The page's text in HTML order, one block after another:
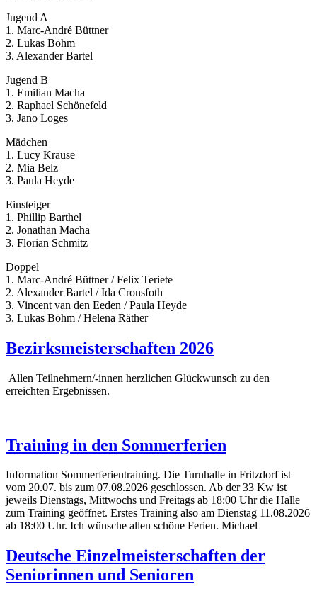
Jugend A
1. Marc-André Büttner
2. Lukas Böhm
3. Alexander Bartel
Jugend B
1. Emilian Macha
2. Raphael Schönefeld
3. Jano Loges
Mädchen
1. Lucy Krause
2. Mia Belz
3. Paula Heyde
Einsteiger
1. Phillip Barthel
2. Jonathan Macha
3. Florian Schmitz
Doppel
1. Marc-André Büttner / Felix Teriete
2. Alexander Bartel / Ida Cronsfoth
3. Vincent van den Eeden / Paula Heyde
3. Lukas Böhm / Helena Räther
Bezirksmeisterschaften 2026
Allen Teilnehmern/-innen herzlichen Glückwunsch zu den
erreichten Ergebnissen.
Training in den Sommerferien
Information Sommerferientraining. Die Turnhalle in Fritzdorf ist
vom 20.07. bis zum 07.08.2026 geschlossen. Ab der 33 Kw ist
jeweils Dienstags, Mittwochs und Freitags ab 18:00 Uhr die Halle
zum Training geöffnet. Erstes Training also am Dienstag 11.08.2026
ab 18:00 Uhr. Ich wünsche allen schöne Ferien. Michael
Deutsche Einzelmeisterschaften der
Seniorinnen und Senioren